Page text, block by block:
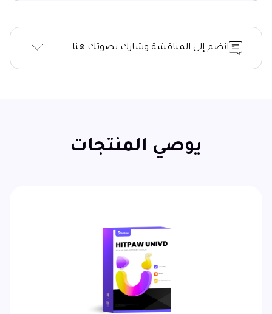
انضم إلى المناقشة وشارك بصوتك هنا
يوصي المنتجات